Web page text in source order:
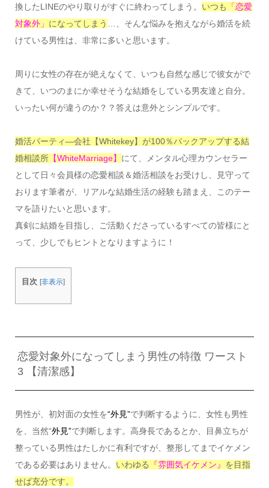
換したLINEのやり取りがすぐに終わってしまう。 いつも
「恋愛
対象外」 になってしまう
…、そんな悩みを抱えながら婚活を続
けている男性は、非常に多いと思います。
周りに女性の存在が絶えなくて、いつも自然な感じで彼女がで
きて、いつのまにか幸せそうな結婚をしている男友達と自分。
いったい何が違うのか？？答えは意外とシンプルです。
婚活パーティ―会社【Whitekey】が100％バックアップする結
婚相談所【WhiteMarriage】 にて、メンタル心理カウンセラー
として日々会員様の恋愛相談＆婚活相談をお受けし、見守って
おります筆者が、リアルな結婚生活の経験も踏まえ、このテー
マを語りたいと思います。
真剣に結婚を目指し、ご活動くださっているすべての皆様にと
って、少しでもヒントとなりますように！
目次 [非表示]
恋愛対象外になってしまう男性の特徴 ワースト
3 【清潔感】
男性が、初対面の女性を“外見”で判断するように、女性も男性
を、当然“外見”で判断します。高身長であるとか、目鼻立ちが
整っている男性はたしかに有利ですが、整形してまでイケメン
である必要はありません。 いわゆる 『雰囲気イケメン』 を目指
せば充分です。